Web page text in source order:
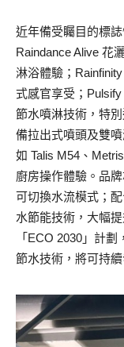
近年備受矚目的標
Raindance Alive 花
淋浴體驗；
式感官享受；
節水噴淋技術，特
備拉出式噴頭及雙
如 Talis M54、
廚房操作體驗。品
可切換水流模式；
水節能技術，大幅
「ECO 2030」計
節水技術，將可持